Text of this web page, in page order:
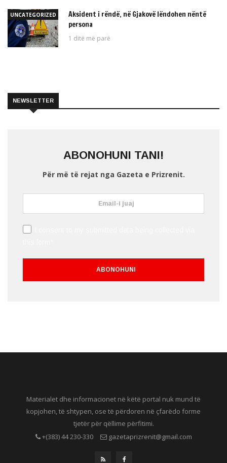
UNCATEGORIZED
Aksident i rëndë, në Gjakovë lëndohen nëntë
persona
1 ditë më parë
NEWSLETTER
ABONOHUNI TANI!
Për më të rejat nga Gazeta e Prizrenit.
Materialet dhe informacionet në këtë portal nuk mund të
kopjohen, të shtypen, ose të përdoren në çfarëdo forme
tjetër për qëllime përfitimi.
+(383) 44 230-330
gazetaprizrenit@gmail.com